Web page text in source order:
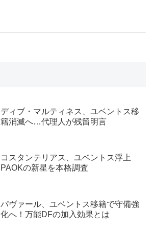
ディブ・マルティネス、ユベントス移
籍消滅へ…代理人が残留明言
コスタンテリアス、ユベントス浮上
PAOKの新星を本格調査
パヴァール、ユベントス移籍で守備強
化へ！万能DFの加入効果とは